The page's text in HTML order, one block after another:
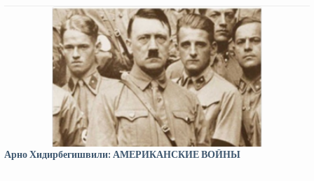
Арно Хидирбегишвили: АМЕРИКАНСКИЕ ВОЙНЫ